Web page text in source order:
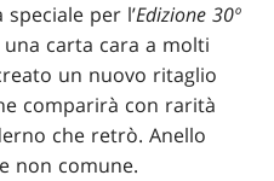
per l’Edizione 30º
una carta cara a molti
un nuovo ritaglio
comparirà con rarità
che retrò. Anello
non comune.